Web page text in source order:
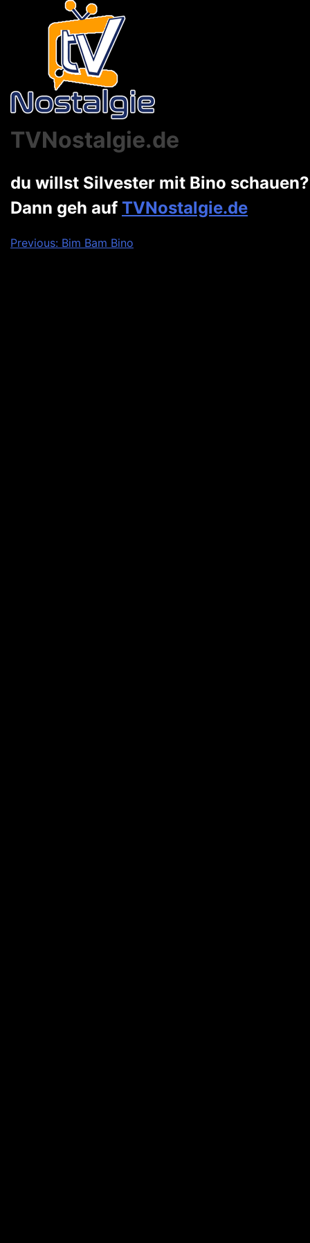
TVNostalgie.de
du willst Silvester mit Bino schauen?
Dann geh auf TVNostalgie.de
Beitragsnavigation
Previous: Bim Bam Bino